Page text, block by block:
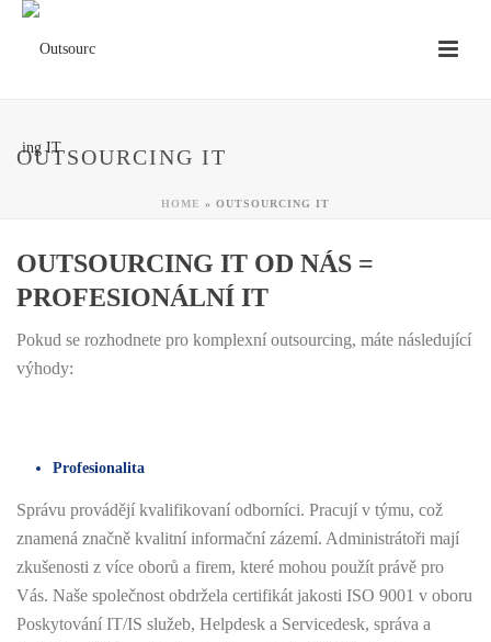
OUTSOURCING IT
HOME » OUTSOURCING IT
OUTSOURCING IT OD NÁS =
PROFESIONÁLNÍ IT
Pokud se rozhodnete pro komplexní outsourcing, máte následující
výhody:
Profesionalita
Správu provádějí kvalifikovaní odborníci. Pracují v týmu, což
znamená značně kvalitní informační zázemí. Administrátoři mají
zkušenosti z více oborů a firem, které mohou použít právě pro
Vás. Naše společnost obdržela certifikát jakosti ISO 9001 v oboru
Poskytování IT/IS služeb, Helpdesk a Servicedesk, správa a